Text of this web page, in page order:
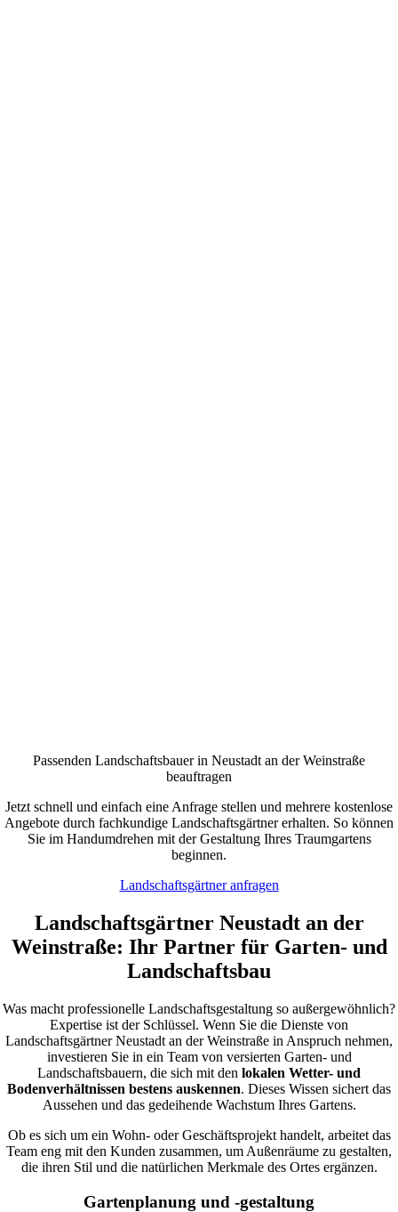
Passenden Landschaftsbauer in Neustadt an der Weinstraße
beauftragen
Jetzt schnell und einfach eine Anfrage stellen und mehrere kostenlose
Angebote durch fachkundige Landschaftsgärtner erhalten. So können
Sie im Handumdrehen mit der Gestaltung Ihres Traumgartens
beginnen.
Landschaftsgärtner anfragen
Landschaftsgärtner Neustadt an der
Weinstraße: Ihr Partner für Garten- und
Landschaftsbau
Was macht professionelle Landschaftsgestaltung so außergewöhnlich?
Expertise ist der Schlüssel. Wenn Sie die Dienste von
Landschaftsgärtner Neustadt an der Weinstraße in Anspruch nehmen,
investieren Sie in ein Team von versierten Garten- und
Landschaftsbauern, die sich mit den lokalen Wetter- und
Bodenverhältnissen bestens auskennen. Dieses Wissen sichert das
Aussehen und das gedeihende Wachstum Ihres Gartens.
Ob es sich um ein Wohn- oder Geschäftsprojekt handelt, arbeitet das
Team eng mit den Kunden zusammen, um Außenräume zu gestalten,
die ihren Stil und die natürlichen Merkmale des Ortes ergänzen.
Gartenplanung und -gestaltung